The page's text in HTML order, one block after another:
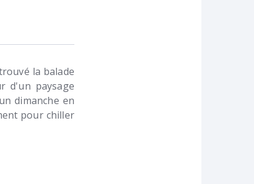
la balade
d'un paysage
dimanche en
pour chiller